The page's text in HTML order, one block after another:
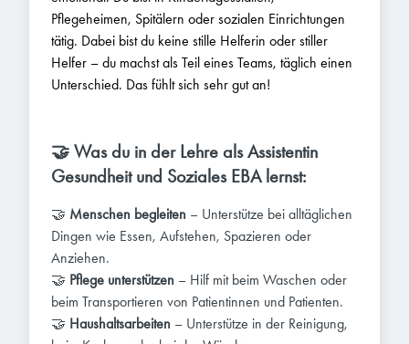
Pflegeheimen, Spitälern oder sozialen Einrichtungen
tätig. Dabei bist du keine stille Helferin oder stiller
Helfer – du machst als Teil eines Teams, täglich einen
Unterschied. Das fühlt sich sehr gut an!
🤝 Was du in der Lehre als Assistentin
Gesundheit und Soziales EBA lernst:
🤝 Menschen begleiten – Unterstütze bei alltäglichen
Dingen wie Essen, Aufstehen, Spazieren oder
Anziehen.
🤝 Pflege unterstützen – Hilf mit beim Waschen oder
beim Transportieren von Patientinnen und Patienten.
🤝 Haushaltsarbeiten – Unterstütze in der Reinigung,